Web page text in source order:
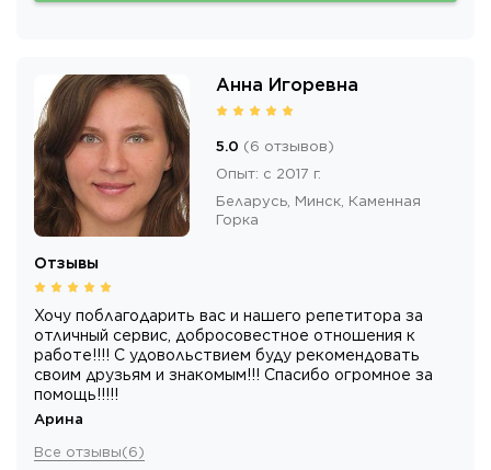
Анна Игоревна
5.0 (6 отзывов)
Опыт: с 2017 г.
Беларусь, Минск, Каменная
Горка
Отзывы
Хочу поблагодарить вас и нашего репетитора за
отличный сервис, добросовестное отношения к
работе!!!! С удовольствием буду рекомендовать
своим друзьям и знакомым!!! Спасибо огромное за
помощь!!!!!
Арина
Все отзывы(6)